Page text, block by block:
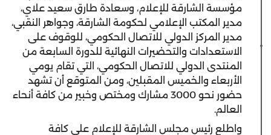
مؤسسة الشارقة للإعلام، وسعادة طارق سعيد علاي،
مدير المكتب الإعلامي لحكومة الشارقة، وجواهر النقبي،
مدير المركز الدولي للاتصال الحكومي، للوقوف على
الاستعدادات والتحضيرات النهائية للدورة السابعة من
المنتدى الدولي للاتصال الحكومي، التي تقام يومي
الأربعاء والخميس المقبلين، ومن المتوقع أن تشهد
حضور نحو 3000 مشارك ومختص وخبير من كافة أنحاء
العالم.
واطلع رئيس مجلس الشارقة للإعلام على كافة